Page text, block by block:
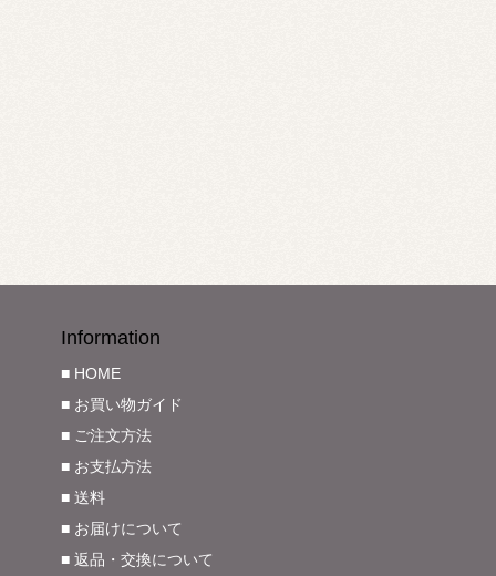
Information
■ HOME
■ お買い物ガイド
■ ご注文方法
■ お支払方法
■ 送料
■ お届けについて
■ 返品・交換について